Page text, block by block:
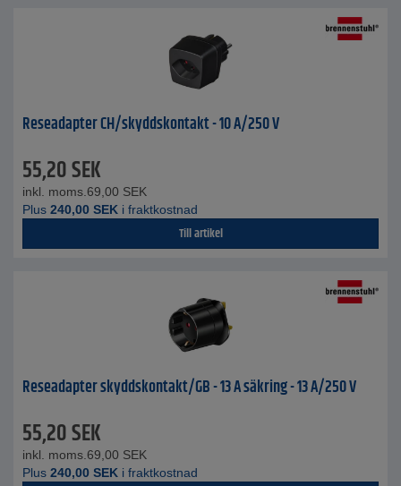
Reseadapter CH/skyddskontakt - 10 A/250 V
55,20SEK
inkl. moms. 69,00 SEK
Plus 240,00 SEK i fraktkostnad
Till artikel
Reseadapter skyddskontakt/GB - 13 A säkring - 13 A/250 V
55,20SEK
inkl. moms. 69,00 SEK
Plus 240,00 SEK i fraktkostnad